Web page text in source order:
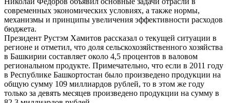
современных экономических условиях, а также нормы,
механизмы и принципы увеличения эффективности расходов
бюджета.
Президент Рустэм Хамитов рассказал о текущей ситуации в
регионе и отметил, что доля сельскохозяйственного хозяйства
в Башкирии составляет около 4,5 процентов в валовом
региональном продукте. Примечательно, что если в 2011 году
в Республике Башкортостан было произведено продукции на
общую сумму 109 миллиардов рублей, то в этом же году
только за девять месяцев произведено продукции на сумму в